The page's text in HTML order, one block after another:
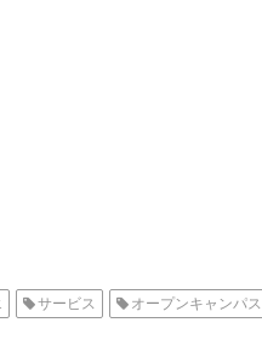
サービス オープンキャンパス